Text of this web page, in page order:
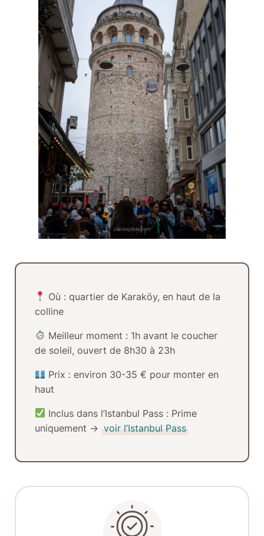
Où :quartier de Karaköy, en haut de la
colline
Meilleur moment :1h avant le coucher
de soleil, ouvert de 8h30 à 23h
Prix :environ 30-35 € pour monter en
haut
Inclus dans l’Istanbul Pass :Prime
uniquement → voir l’Istanbul Pass